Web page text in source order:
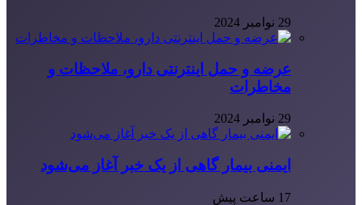
29 نوامبر 2024
عرضه و حمل اینترنتی دارو، ملاحظات و
مخاطرات
29 نوامبر 2024
ایمنی بیمار گاهی از یک خبر آغاز می‌شود
17 ساعت پیش